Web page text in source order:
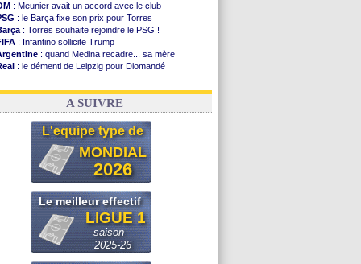
: Meunier avait un accord avec le club
: le Barça fixe son prix pour Torres
: Torres souhaite rejoindre le PSG !
: Infantino sollicite Trump
: quand Medina recadre... sa mère
: le démenti de Leipzig pour Diomandé
: le conseiller d'Infantino démissionne !
A SUIVRE
L'equipe type de
MONDIAL
2026
Le meilleur effectif
LIGUE 1
saison
2025-26